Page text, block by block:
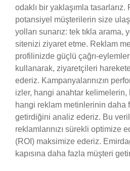
odaklı bir yaklaşımla tasarlarız.
potansiyel müşterilerin size
yolları sunarız: tek tıkla
sitenizi ziyaret etme. Reklam
profilinizde güçlü çağrı-
kullanarak, ziyaretçileri
ederiz. Kampanyalarınızın
izler, hangi anahtar
hangi reklam metinlerinin daha
getirdiğini analiz ederiz. Bu
reklamlarınızı sürekli optimize
(ROI) maksimize ederiz.
kapısına daha fazla müşteri